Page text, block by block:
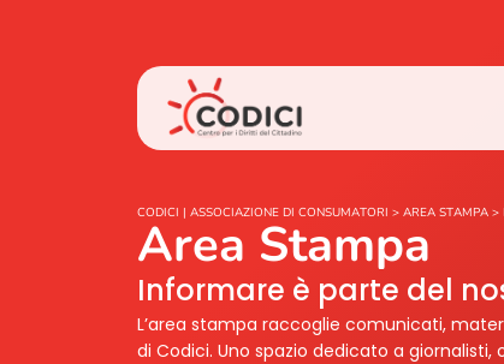
CODICI | ASSOCIAZIONE DI CONSUMATORI > AREA STAMPA >
Area Stampa
Informare è parte del
L’area stampa raccoglie comunicati,
di Codici. Uno spazio dedicato a